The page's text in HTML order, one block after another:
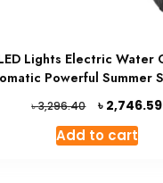
Lights Electric Water
Powerful Summer
৳3,296.40
Original
was:
৳ 2,746.59
Add to cart